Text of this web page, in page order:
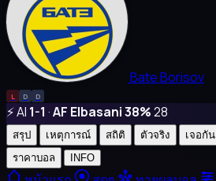
Bate Borisov
L D D
⚡ AI 1-1 ·AF Elbasani 38%28
สรุป เหตุการณ์ สถิติ ตัวจริง เจอกัน
ราคาบอล
INFO